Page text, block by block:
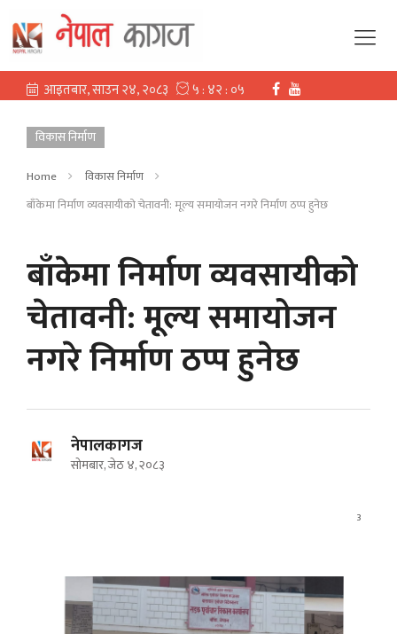
विकास निर्माण
Home
विकास निर्माण
बाँकेमा निर्माण व्यवसायीको चेतावनी: मूल्य समायोजन नगरे निर्माण ठप्प हुनेछ
बाँकेमा निर्माण व्यवसायीको
चेतावनी: मूल्य समायोजन
नगरे निर्माण ठप्प हुनेछ
नेपालकागज
सोमबार, जेठ ४, २०८३
3